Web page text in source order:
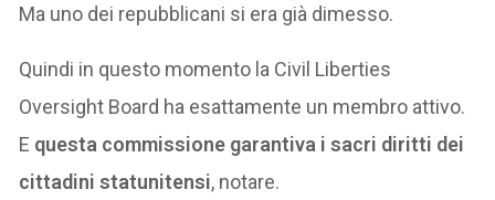
Ma uno dei repubblicani si era già dimesso.
Quindi in questo momento la Civil Liberties
Oversight Board ha esattamente un membro attivo.
E questa commissione garantiva i sacri diritti dei
cittadini statunitensi, notare.